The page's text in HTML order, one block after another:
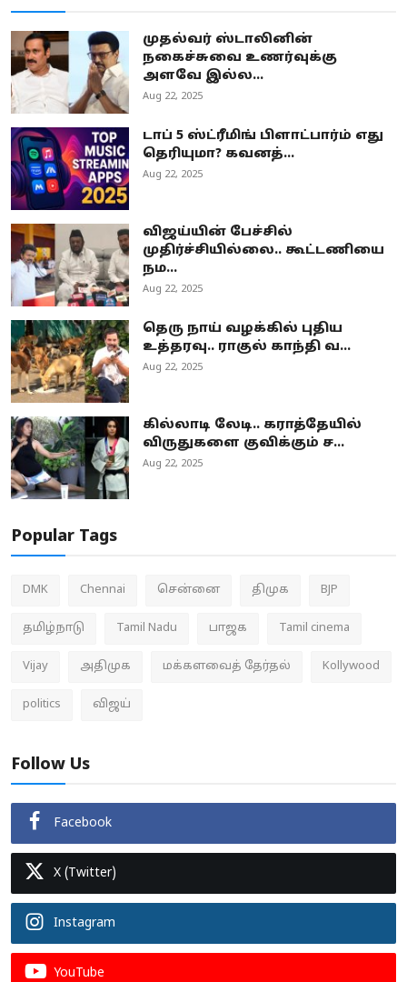
முதல்வர் ஸ்டாலினின்
நகைச்சுவை உணர்வுக்கு
அளவே இல்ல...
Aug 22, 2025
டாப் 5 ஸ்ட்ரீமிங் பிளாட்பார்ம் எது
தெரியுமா? கவனத்...
Aug 22, 2025
விஜய்யின் பேச்சில்
முதிர்ச்சியில்லை.. கூட்டணியை
நம...
Aug 22, 2025
தெரு நாய் வழக்கில் புதிய
உத்தரவு.. ராகுல் காந்தி வ...
Aug 22, 2025
கில்லாடி லேடி.. கராத்தேயில்
விருதுகளை குவிக்கும் ச...
Aug 22, 2025
Popular Tags
DMK Chennai சென்னை திமுக BJP
தமிழ்நாடு Tamil Nadu பாஜக Tamil cinema
Vijay அதிமுக மக்களவைத் தேர்தல் Kollywood
politics விஜய்
Follow Us
Facebook
X (Twitter)
Instagram
YouTube